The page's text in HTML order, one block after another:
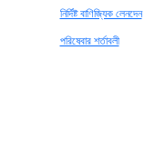
নির্দিষ্ট বাণিজ্যিক লেনদেন
পরিষেবার শর্তাবলী